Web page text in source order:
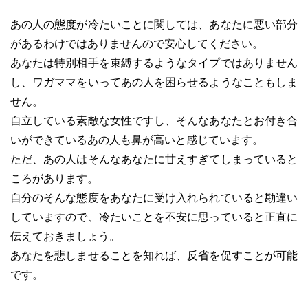
あの人の態度が冷たいことに関しては、あなたに悪い部分
があるわけではありませんので安心してください。
あなたは特別相手を束縛するようなタイプではありません
し、ワガママをいってあの人を困らせるようなこともしま
せん。
自立している素敵な女性ですし、そんなあなたとお付き合
いができているあの人も鼻が高いと感じています。
ただ、あの人はそんなあなたに甘えすぎてしまっていると
ころがあります。
自分のそんな態度をあなたに受け入れられていると勘違い
していますので、冷たいことを不安に思っていると正直に
伝えておきましょう。
あなたを悲しませることを知れば、反省を促すことが可能
です。